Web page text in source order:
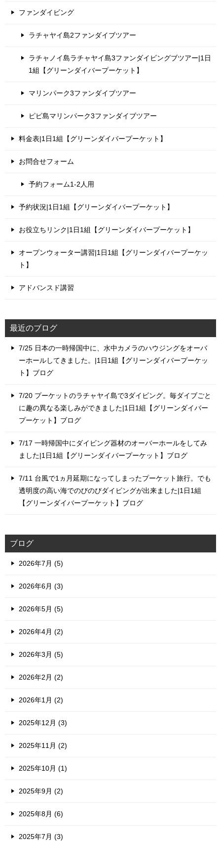
ファンダイビング
ラチャヤイ島2ファンダイブツアー
ラチャノイ島ラチャヤイ島3ファンダイビングブツアー|1日
1組【グリーンダイバープーケット】
マリンパーク3ファンダイブツアー
ピピ島マリンパーク3ファンダイブツアー
料金表|1日1組【グリーンダイバープーケット】
お問合せフォーム
予約フォーム1-2人用
予約状況|1日1組【グリーンダイバープーケット】
お役立ちリンク|1日1組【グリーンダイバープーケット】
オープンウォーター講習|1日1組【グリーンダイバープーケッ
ト】
アドバンスド講習
最近のブログ
7/25 日本の一時帰国中に、水中カメラのハウジングをオーバ
ーホールしてきました。|1日1組【グリーンダイバープーケッ
ト】ブログ
7/20 プーケットのラチャヤイ島で3ダイビング。毎ダイブごと
に趣の異なる楽しみができました|1日1組【グリーンダイバー
プーケット】ブログ
7/17 一時帰国中にダイビング器材のオーバーホールをしてみ
ました|1日1組【グリーンダイバープーケット】ブログ
7/11 台風で1ヵ月延期になってしまったプーケット旅行。でも
透明度の高い海でのびのびダイビングが出来ました|1日1組
【グリーンダイバープーケット】ブログ
ブログ
2026年7月 (5)
2026年6月 (3)
2026年5月 (5)
2026年4月 (2)
2026年3月 (5)
2026年2月 (2)
2026年1月 (2)
2025年12月 (3)
2025年11月 (2)
2025年10月 (1)
2025年9月 (2)
2025年8月 (6)
2025年7月 (3)